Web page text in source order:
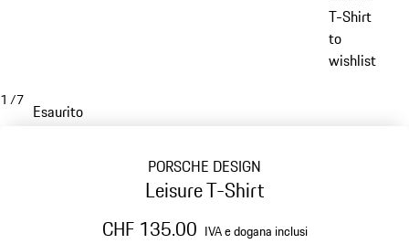
T-Shirt
to
wishlist
1 /7
Esaurito
PORSCHE DESIGN
Leisure T-Shirt
CHF 135.00 IVA e dogana inclusi